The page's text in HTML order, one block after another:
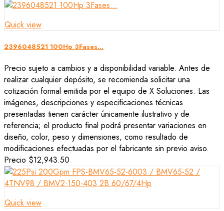
Quick view
2396048521 100Hp 3Fases...
Precio sujeto a cambios y a disponibilidad variable. Antes de
realizar cualquier depósito, se recomienda solicitar una
cotización formal emitida por el equipo de X Soluciones. Las
imágenes, descripciones y especificaciones técnicas
presentadas tienen carácter únicamente ilustrativo y de
referencia; el producto final podrá presentar variaciones en
diseño, color, peso y dimensiones, como resultado de
modificaciones efectuadas por el fabricante sin previo aviso.
Precio $12,943.50
Quick view